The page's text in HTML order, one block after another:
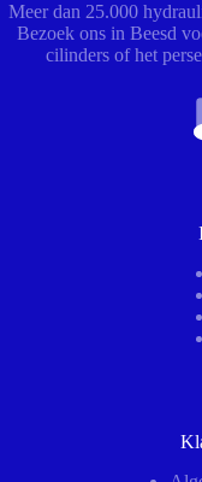
Meer dan 25.000
Bezoek ons in Beesd
cilinders of het